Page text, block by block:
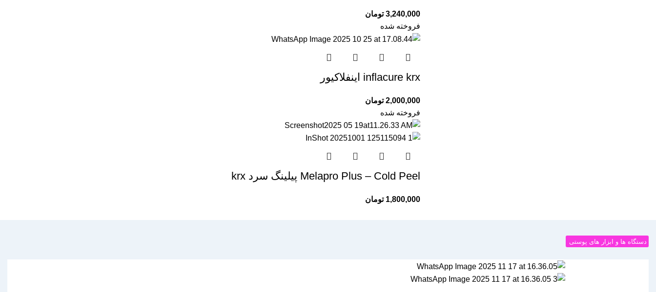
3,240,000 تومان
فروخته شده
inflacure krx اینفلاکیور
2,000,000 تومان
فروخته شده
Melapro Plus – Cold Peel پیلینگ سرد krx
1,800,000 تومان
دستگاه ها و ابزار های پوستی